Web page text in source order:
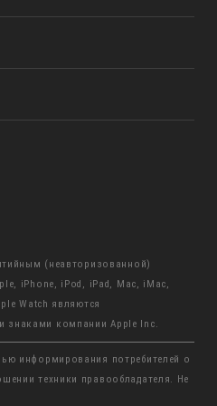
(неавторизованной)
iPhone, iPod, iPad, Mac, iMac,
Watch являются
знаками компании Apple Inc.
информирования потребителей о
техники правообладателя. Не